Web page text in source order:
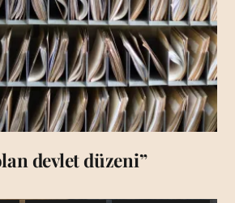
devlet düzeni”